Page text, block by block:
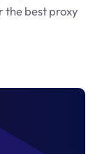
the best proxy